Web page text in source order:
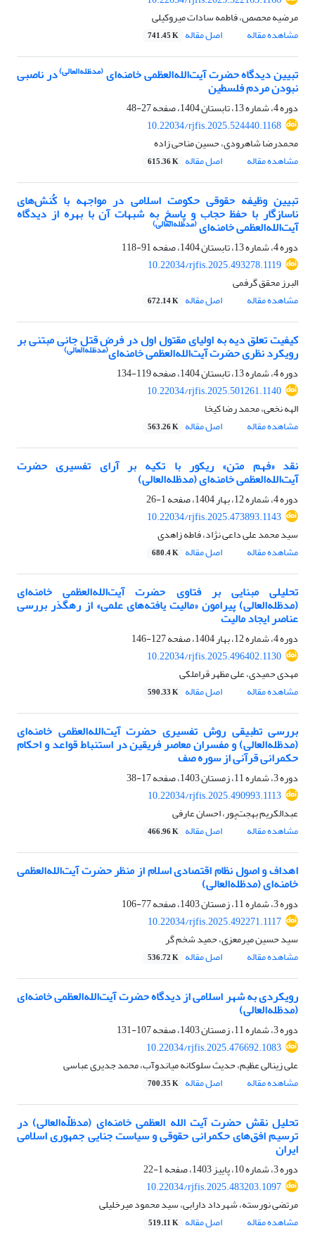
مرضیه محصص، فاطمه سادات میروکیلی
مشاهده مقاله
اصل مقاله 741.45 K
تبیین دیدگاه حضرت آیت‌الله‌العظمی خامنه‌ای(مدظله‌العالی)در ناصبی
نبودن مردم فلسطین
دوره 4، شماره 13، تابستان 1404، صفحه
27-48
10.22034/rjfis.2025.524440.1168
محمدرضا شاهرودی، حسین مناحی زاده
مشاهده مقاله
اصل مقاله 615.36 K
تبیین وظیفه حقوقی حکومت اسلامی در مواجهه با کُنش‌های
ناسازگار با حفظ حجاب و پاسخ به شبهات آن با بهره از دیدگاه
آیت‌الله‌العظمی خامنه‌ای(مدظله‌العالی)
دوره 4، شماره 13، تابستان 1404، صفحه
91-118
10.22034/rjfis.2025.493278.1119
البرز محقق گرفمی
مشاهده مقاله
اصل مقاله 672.14 K
کیفیت تعلق دیه به اولیای مقتول اول در فرض قتل جانی مبتنی بر
رویکرد نظری حضرت آیت‌الله‌العظمی خامنه‌ای(مدظله‌العالی)
دوره 4، شماره 13، تابستان 1404، صفحه
119-134
10.22034/rjfis.2025.501261.1140
الهه نخعی، محمد رضا کیخا
مشاهده مقاله
اصل مقاله 563.26 K
نقد «فهم متن» ریکور با تکیه بر آرای تفسیری حضرت
آیت‌الله‌العظمی خامنه‌ای (مدظله‌العالی)
دوره 4، شماره 12، بهار 1404، صفحه
1-26
10.22034/rjfis.2025.473893.1143
سید محمد علی داعی نژاد، فاطه زاهدی
مشاهده مقاله
اصل مقاله 680.4 K
تحلیلی مبنایی بر فتاوی حضرت آیت‌الله‌العظمی خامنه‌ای
(مدظله‌العالی) پیرامون «مالیت یافته‌های علمی» از رهگذر بررسی
عناصر ایجاد مالیت
دوره 4، شماره 12، بهار 1404، صفحه
127-146
10.22034/rjfis.2025.496402.1130
مهدی حمیدی، علی مظهر قراملکی
مشاهده مقاله
اصل مقاله 590.33 K
بررسی تطبیقی روش تفسیری حضرت آیت‌الله‌العظمی خامنه‌ای
(مدظله‌العالی) و مفسران معاصر فریقین در استنباط قواعد و احکام
حکمرانی قرآنی از سوره صف
دوره 3، شماره 11، زمستان 1403، صفحه
17-38
10.22034/rjfis.2025.490993.1113
عبدالکریم بهجت‌پور، احسان عارفی
مشاهده مقاله
اصل مقاله 466.96 K
اهداف و اصول نظام اقتصادی اسلام از منظر حضرت آیت‌الله‌العظمی
خامنه‌ای (مدظله‌العالی)
دوره 3، شماره 11، زمستان 1403، صفحه
77-106
10.22034/rjfis.2025.492271.1117
سید حسین میرمعزی، حمید شخم گر
مشاهده مقاله
اصل مقاله 536.72 K
رویکردی به شهر اسلامی از دیدگاه حضرت آیت‌الله‌العظمی خامنه‌ای
(مدظله‌العالی)
دوره 3، شماره 11، زمستان 1403، صفحه
107-131
10.22034/rjfis.2025.476692.1083
علی زینالی عظیم، حدیث سلوکانه میاندوآب، محمد جدیری عباسی
مشاهده مقاله
اصل مقاله 700.35 K
تحلیل نقش حضرت آیت ‌الله العظمی خامنه‌ای (مدظلّه‌العالی) در
ترسیم افق‌های حکمرانی حقوقی و سیاست جنایی جمهوری اسلامی
ایران
دوره 3، شماره 10، پاییز 1403، صفحه
1-22
10.22034/rjfis.2025.483203.1097
مرتضی نورسته، شهرداد دارابی، سید محمود میرخلیلی
مشاهده مقاله
اصل مقاله 519.11 K